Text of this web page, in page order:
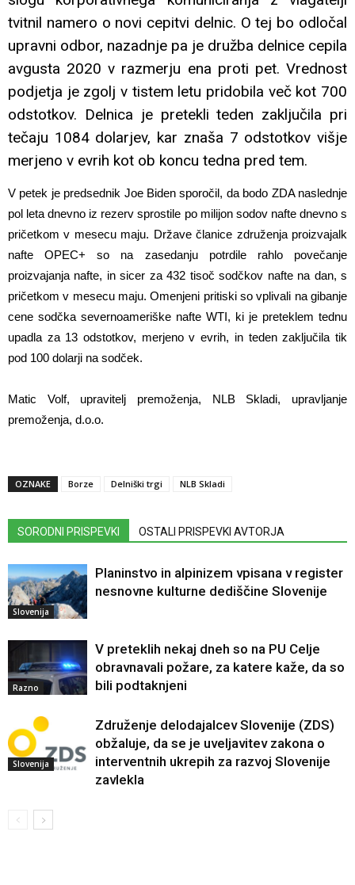
tvitnil namero o novi cepitvi delnic. O tej bo odločal
upravni odbor, nazadnje pa je družba delnice cepila
avgusta 2020 v razmerju ena proti pet. Vrednost
podjetja je zgolj v tistem letu pridobila več kot 700
odstotkov. Delnica je pretekli teden zaključila pri
tečaju 1084 dolarjev, kar znaša 7 odstotkov višje
merjeno v evrih kot ob koncu tedna pred tem.
V petek je predsednik Joe Biden sporočil, da bodo ZDA naslednje
pol leta dnevno iz rezerv sprostile po milijon sodov nafte dnevno s
pričetkom v mesecu maju. Države članice združenja proizvajalk
nafte OPEC+ so na zasedanju potrdile rahlo povečanje
proizvajanja nafte, in sicer za 432 tisoč sodčkov nafte na dan, s
pričetkom v mesecu maju. Omenjeni pritiski so vplivali na gibanje
cene sodčka severnoameriške nafte WTI, ki je preteklem tednu
upadla za 13 odstotkov, merjeno v evrih, in teden zaključila tik
pod 100 dolarji na sodček.
Matic Volf, upravitelj premoženja, NLB Skladi, upravljanje
premoženja, d.o.o.
OZNAKE Borze Delniški trgi NLB Skladi
SORODNI PRISPEVKI OSTALI PRISPEVKI AVTORJA
Slovenija
Planinstvo in alpinizem vpisana v register
nesnovne kulturne dediščine Slovenije
Razno
V preteklih nekaj dneh so na PU Celje
obravnavali požare, za katere kaže, da so
bili podtaknjeni
Slovenija
Združenje delodajalcev Slovenije (ZDS)
obžaluje, da se je uveljavitev zakona o
interventnih ukrepih za razvoj Slovenije
zavlekla